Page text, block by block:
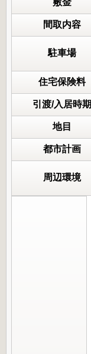
敷金
間取内容
駐車場
住宅保険料
引渡/入居時期
地目
都市計画
周辺環境